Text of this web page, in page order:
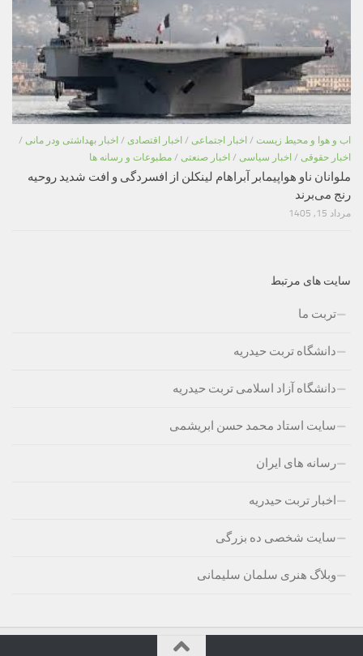
اب و هوا و محیط زیست / اخبار اجتماعی / اخبار اقتصادی / اخبار بهداشتی ودر مانی /
اخبار حقوقی / اخبار سیاسی / اخبار صنعتی / مطبوعات و رسانه ها
ملوانان ناو هواپیمابر آبراهام لینکلن از افسردگی و افت شدید روحیه
رنج می‌برند
مرداد 15, 1405
سایت های مرتبط
تربت ما
دانشگاه تربت حیدریه
دانشگاه آزاد اسلامی تربت حیدریه
سایت استاد محمد حسن ابریشمی
رسانه های ایران
اخبار تربت حیدریه
سایت شخصی ده بزرگی
وبلاگ هنری سلمان سلیمانی